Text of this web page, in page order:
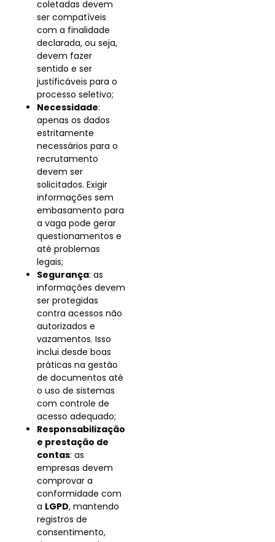
coletadas devem
ser compatíveis
com a finalidade
declarada, ou seja,
devem fazer
sentido e ser
justificáveis para o
processo seletivo;
Necessidade:
apenas os dados
estritamente
necessários para o
recrutamento
devem ser
solicitados. Exigir
informações sem
embasamento para
a vaga pode gerar
questionamentos e
até problemas
legais;
Segurança: as
informações devem
ser protegidas
contra acessos não
autorizados e
vazamentos. Isso
inclui desde boas
práticas na gestão
de documentos até
o uso de sistemas
com controle de
acesso adequado;
Responsabilização
e prestação de
contas: as
empresas devem
comprovar a
conformidade com
a LGPD, mantendo
registros de
consentimento,